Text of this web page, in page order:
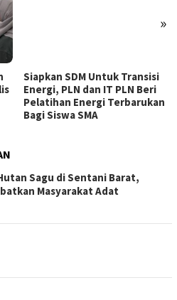
»
Siapkan SDM Untuk Transisi
Energi, PLN dan IT PLN Beri
Pelatihan Energi Terbarukan
Bagi Siswa SMA
Sagu di Sentani Barat,
Masyarakat Adat